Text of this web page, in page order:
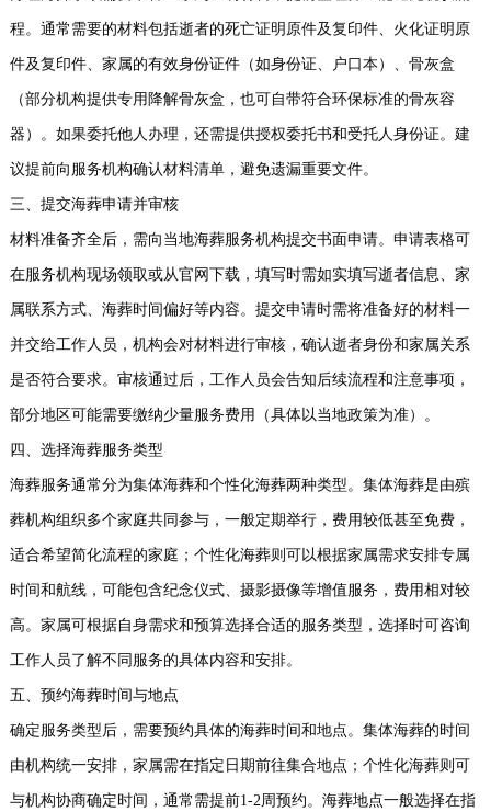
程。通常需要的材料包括逝者的死亡证明原件及复印件、火化证明原
件及复印件、家属的有效身份证件（如身份证、户口本）、骨灰盒
（部分机构提供专用降解骨灰盒，也可自带符合环保标准的骨灰容
器）。如果委托他人办理，还需提供授权委托书和受托人身份证。建
议提前向服务机构确认材料清单，避免遗漏重要文件。
三、提交海葬申请并审核
材料准备齐全后，需向当地海葬服务机构提交书面申请。申请表格可
在服务机构现场领取或从官网下载，填写时需如实填写逝者信息、家
属联系方式、海葬时间偏好等内容。提交申请时需将准备好的材料一
并交给工作人员，机构会对材料进行审核，确认逝者身份和家属关系
是否符合要求。审核通过后，工作人员会告知后续流程和注意事项，
部分地区可能需要缴纳少量服务费用（具体以当地政策为准）。
四、选择海葬服务类型
海葬服务通常分为集体海葬和个性化海葬两种类型。集体海葬是由殡
葬机构组织多个家庭共同参与，一般定期举行，费用较低甚至免费，
适合希望简化流程的家庭；个性化海葬则可以根据家属需求安排专属
时间和航线，可能包含纪念仪式、摄影摄像等增值服务，费用相对较
高。家属可根据自身需求和预算选择合适的服务类型，选择时可咨询
工作人员了解不同服务的具体内容和安排。
五、预约海葬时间与地点
确定服务类型后，需要预约具体的海葬时间和地点。集体海葬的时间
由机构统一安排，家属需在指定日期前往集合地点；个性化海葬则可
与机构协商确定时间，通常需提前1-2周预约。海葬地点一般选择在指